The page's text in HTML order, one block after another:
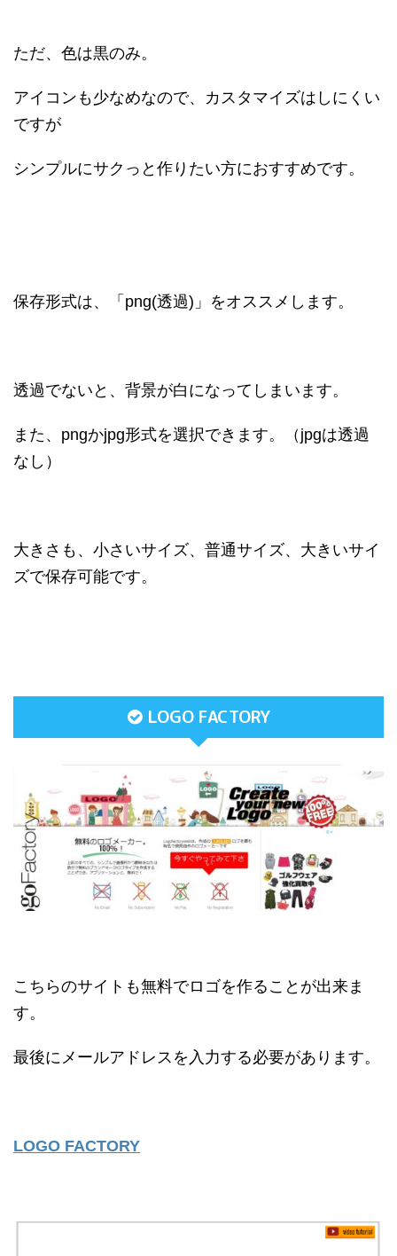
ただ、色は黒のみ。
アイコンも少なめなので、カスタマイズはしにくい
ですが
シンプルにサクっと作りたい方におすすめです。
保存形式は、「png(透過)」をオススメします。
透過でないと、背景が白になってしまいます。
また、pngかjpg形式を選択できます。（jpgは透過
なし）
大きさも、小さいサイズ、普通サイズ、大きいサイ
ズで保存可能です。
LOGO FACTORY
こちらのサイトも無料でロゴを作ることが出来ま
す。
最後にメールアドレスを入力する必要があります。
LOGO FACTORY